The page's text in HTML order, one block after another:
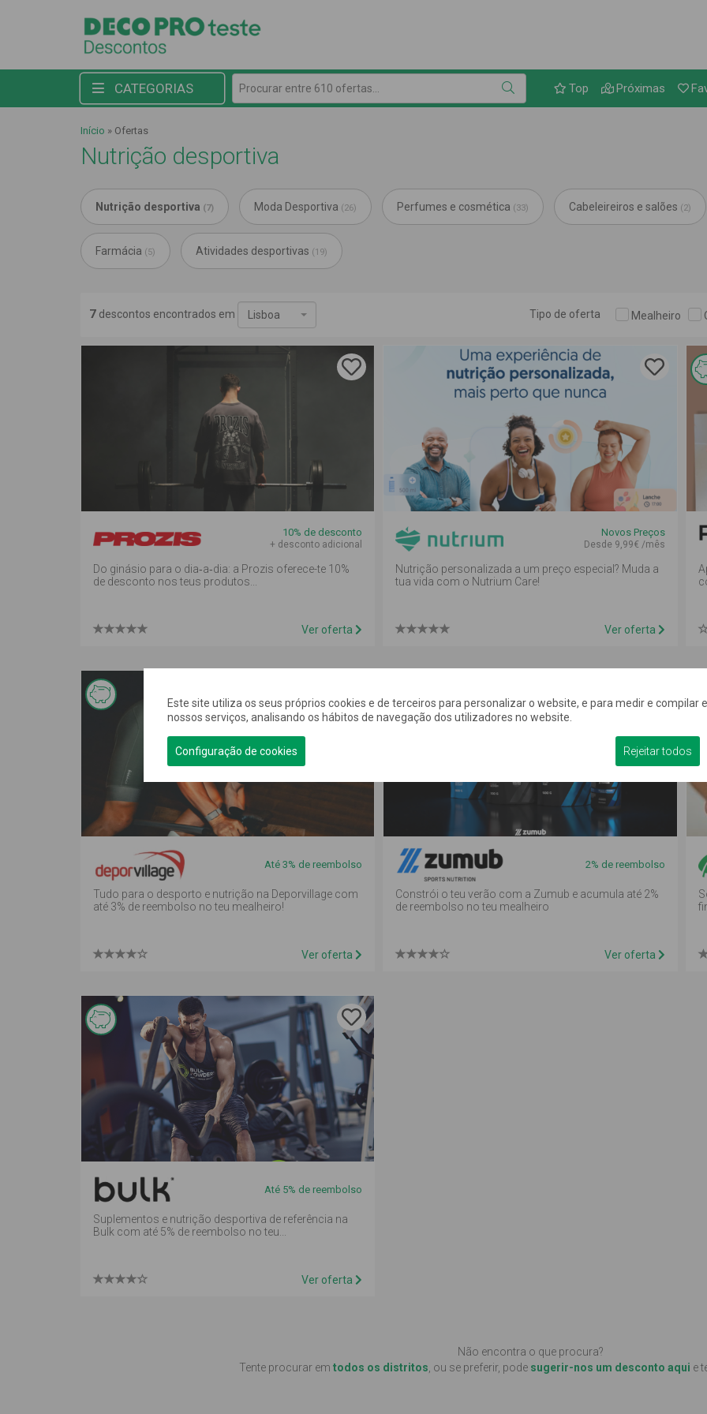
CATEGORIAS Procurar entre 610 ofertas... Link para as
Próximas
Top
Início » Ofertas
Nutrição desportiva
Nutrição desportiva (7) Moda Desportiva (26) Perfumes e cosmética (33) Cabeleireiros e salões (2)
Farmácia (5) Atividades desportivas (19)
7 descontos encontrados em Lisboa Tipo de oferta Mealheiro
10% de desconto
+ desconto adicional
Do ginásio para o dia‑a‑dia: a Prozis oferece-te 10%
de desconto nos teus produtos...
Ver oferta
Novos Preços
Desde 9,99€ /mês
Nutrição personalizada a um preço especial? Muda a
tua vida com o Nutrium Care!
Ver oferta
Esta
oferta é
reembolso
em
mealheiro
Até 3% de reembolso
Tudo para o desporto e nutrição na Deporvillage com
até 3% de reembolso no teu mealheiro!
Ver oferta
Esta
oferta é
reembolso
mealheiro
2% de reembolso
Constrói o teu verão com a Zumub e acumula até 2%
de reembolso no teu mealheiro
Ver oferta
Esta
oferta é
reembolso
em
mealheiro
Até 5% de reembolso
Suplementos e nutrição desportiva de referência na
Bulk com até 5% de reembolso no teu...
Ver oferta
Não encontra o que procura?
Tente procurar em todos os distritos , ou se preferir, pode sugerir-nos um desconto aqui e
Este site utiliza os seus próprios cookies e de terceiros para personalizar o website, e para medir e compilar
nossos serviços, analisando os hábitos de navegação dos utilizadores no website.
Configuração de cookies Rejeitar todos